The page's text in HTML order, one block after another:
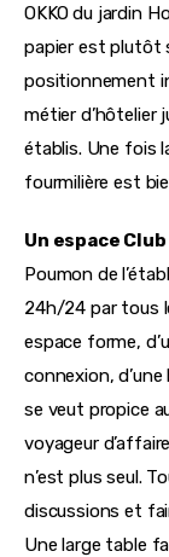
OKKO du jardin
papier est plutôt
positionnement
métier d’hôtelier
établis. Une fois
fourmilière est
Un espace
Poumon de
24h/24 par tous
espace forme,
connexion,
se veut propice
voyageur
n’est plus seul.
discussions et
Une large table